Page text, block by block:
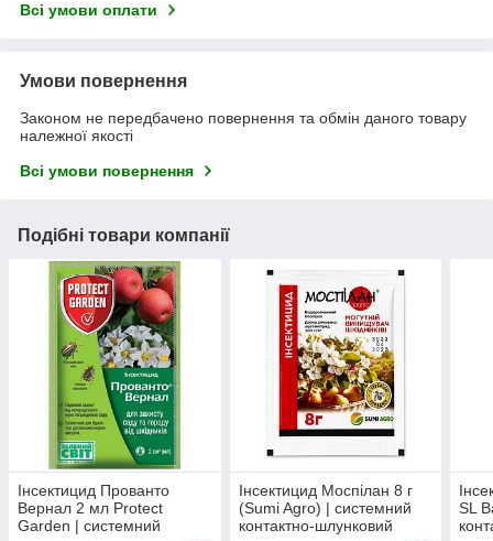
Всі умови оплати
Умови повернення
Законом не передбачено повернення та обмін даного товару
належної якості
Всі умови повернення
Подібні товари компанії
Інсектицид Прованто
Вернал 2 мл Protect
Garden | системний
Інсектицид Моспілан 8 г
(Sumi Agro) | системний
контактно-шлунковий
SL